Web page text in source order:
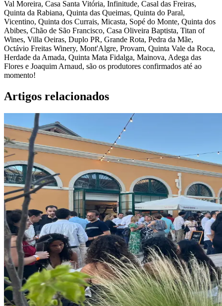
Val Moreira, Casa Santa Vitória, Infinitude, Casal das Freiras,
Quinta da Rabiana, Quinta das Queimas, Quinta do Paral,
Vicentino, Quinta dos Currais, Micasta, Sopé do Monte, Quinta dos
Abibes, Chão de São Francisco, Casa Oliveira Baptista, Titan of
Wines, Villa Oeiras, Duplo PR, Grande Rota, Pedra da Mãe,
Octávio Freitas Winery, Mont'Algre, Provam, Quinta Vale da Roca,
Herdade da Amada, Quinta Mata Fidalga, Mainova, Adega das
Flores e Joaquim Arnaud, são os produtores confirmados até ao
momento!
Artigos relacionados